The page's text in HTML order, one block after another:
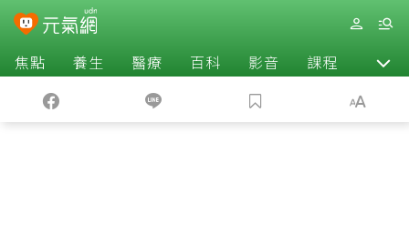
焦點 養生 醫療 百科 影音 課程 退休